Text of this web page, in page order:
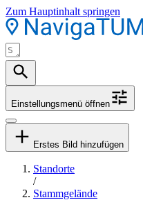
Zum Hauptinhalt springen
Einstellungsmenü öffnen
Erstes Bild hinzufügen
Standorte
/
Stammgelände